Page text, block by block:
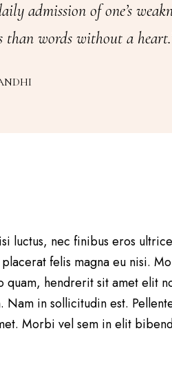
admission of one’s
words without a
luctus, nec finibus eros
felis magna eu nisi.
hendrerit sit amet elit
in sollicitudin est.
Morbi vel sem in elit